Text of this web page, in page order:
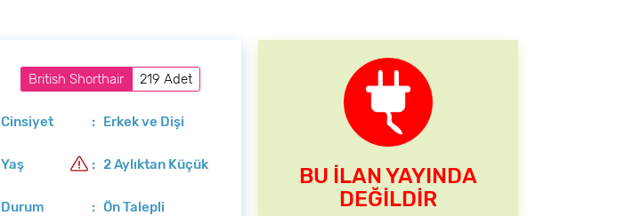
British Shorthair 219 Adet
Cinsiyet : Erkek ve Dişi
Yaş : 2 Aylıktan Küçük
Durum : Ön Talepli
BU İLAN YAYINDA
DEĞİLDİR